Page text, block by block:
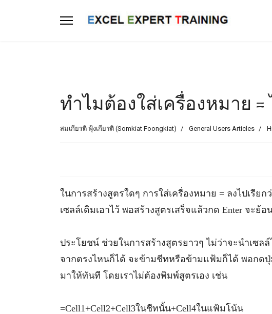
ทำไมต้องใส่เครื่องหมาย
สมเกียรติ ฟุ้งเกียรติ (Somkiat Foongkiat) General Users Articles
ในการสร้างสูตรใดๆ การใส่เครื่องหมาย = ลงไปเรียก
เซลล์เดิมเอาไว้ พอสร้างสูตรเสร็จแล้วกด Enter จะย้
ประโยชน์ ช่วยในการสร้างสูตรยาวๆ ไม่ว่าจะนำเซล
จากตรงไหนก็ได้ จะข้ามชีทหรือข้ามแฟ้มก็ได้ พอกดปุ่
มาให้ทันที โดยเราไม่ต้องพิมพ์สูตรเอง เช่น
=Cell1+Cell2+Cell3ในชีทนั้น+Cell4ในแฟ้มโน้น